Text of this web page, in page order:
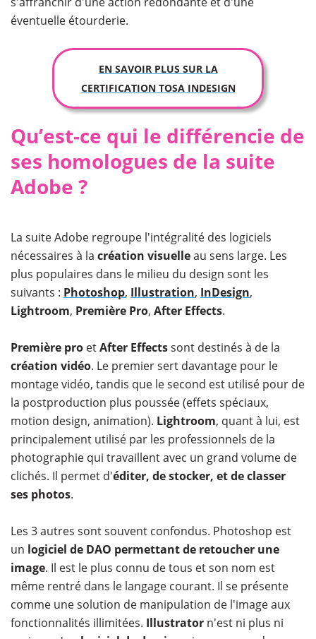
éventuelle étourderie.
EN SAVOIR PLUS SUR LA
CERTIFICATION TOSA INDESIGN
Qu’est-ce qui le différencie de
ses homologues de la suite
Adobe ?
La suite Adobe regroupe l'intégralité des logiciels
nécessaires à la création visuelleau sens large. Les
plus populaires dans le milieu du design sont les
suivants : Photoshop, Illustration, InDesign,
Lightroom, Première Pro, After Effects.
Première pro etAfter Effectssont destinés à de la
création vidéo. Le premier sert davantage pour le
montage vidéo, tandis que le second est utilisé pour de
la postproduction plus poussée (effets spéciaux,
motion design, animation). Lightroom, quant à lui, est
principalement utilisé par les professionnels de la
photographie qui travaillent avec un grand volume de
clichés. Il permet d'éditer, de stocker, et de classer
ses photos.
Les 3 autres sont souvent confondus. Photoshop est
un logiciel de DAO permettant de retoucher une
image. Il est le plus connu de tous et son nom est
même rentré dans le langage courant. Il se présente
comme une solution de manipulation de l'image aux
fonctionnalités illimitées. Illustrator n'est ni plus ni